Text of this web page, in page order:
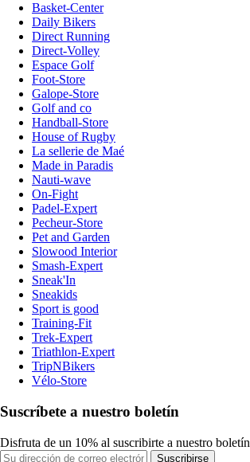
Basket-Center
Daily Bikers
Direct Running
Direct-Volley
Espace Golf
Foot-Store
Galope-Store
Golf and co
Handball-Store
House of Rugby
La sellerie de Maé
Made in Paradis
Nauti-wave
On-Fight
Padel-Expert
Pecheur-Store
Pet and Garden
Slowood Interior
Smash-Expert
Sneak'In
Sneakids
Sport is good
Training-Fit
Trek-Expert
Triathlon-Expert
TripNBikers
Vélo-Store
Suscríbete a nuestro boletín
Disfruta de un 10% al suscribirte a nuestro boletín
Suscribirse